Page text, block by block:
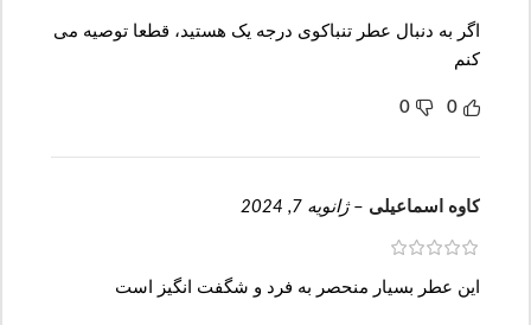
اگر به دنبال عطر تنباکوی درجه یک هستید، قطعا توصیه می
کنم
0
0
کاوه اسماعیلی – ژانویه 7, 2024
این عطر بسیار منحصر به فرد و شگفت انگیز است